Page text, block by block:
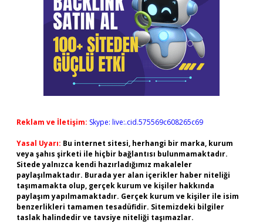
Reklam ve İletişim: Skype: live:.cid.575569c608265c69
Yasal Uyarı: Bu internet sitesi, herhangi bir marka, kurum
veya şahıs şirketi ile hiçbir bağlantısı bulunmamaktadır.
Sitede yalnızca kendi hazırladığımız makaleler
paylaşılmaktadır. Burada yer alan içerikler haber niteliği
taşımamakta olup, gerçek kurum ve kişiler hakkında
paylaşım yapılmamaktadır. Gerçek kurum ve kişiler ile isim
benzerlikleri tamamen tesadüfidir. Sitemizdeki bilgiler
taslak halindedir ve tavsiye niteliği taşımazlar.